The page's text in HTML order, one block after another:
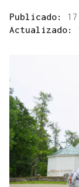
Publicado:
Actualizado: